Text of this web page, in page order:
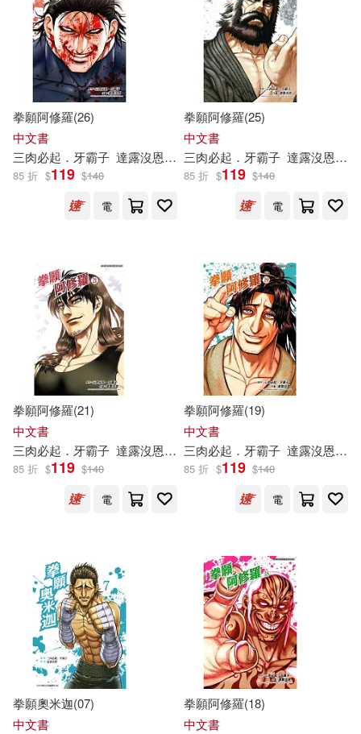
拳願阿修羅(26)
中文書
三肉必起 ． 牙霸子 達露沒恩 沙輪忍
85 折 $119 $140
電
拳願阿修羅(25)
中文書
三肉必起 ． 牙霸子 達露沒恩 沙
85 折 $119 $140
電
拳願阿修羅(21)
中文書
三肉必起 ． 牙霸子 達露沒恩 沙輪忍
85 折 $119 $140
電
拳願阿修羅(19)
中文書
三肉必起 ． 牙霸子 達露沒恩 砂
85 折 $119 $140
電
拳願奧米迦(07)
中文書
拳願阿修羅(18)
中文書